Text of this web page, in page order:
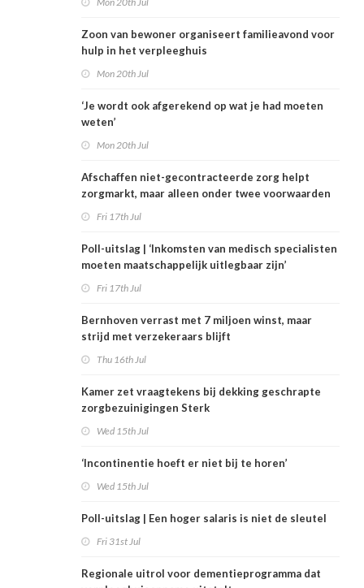
Zoon van bewoner organiseert familieavond voor
hulp in het verpleeghuis
Mon 20th Jul
‘Je wordt ook afgerekend op wat je had moeten
weten’
Mon 20th Jul
Afschaffen niet-gecontracteerde zorg helpt
zorgmarkt, maar alleen onder twee voorwaarden
Fri 17th Jul
Poll-uitslag | ‘Inkomsten van medisch specialisten
moeten maatschappelijk uitlegbaar zijn’
Fri 17th Jul
Bernhoven verrast met 7 miljoen winst, maar
strijd met verzekeraars blijft
Thu 16th Jul
Kamer zet vraagtekens bij dekking geschrapte
zorgbezuinigingen Sterk
Wed 15th Jul
‘Incontinentie hoeft er niet bij te horen’
Wed 15th Jul
Poll-uitslag | Een hoger salaris is niet de sleutel
Fri 31st Jul
Regionale uitrol voor dementieprogramma dat